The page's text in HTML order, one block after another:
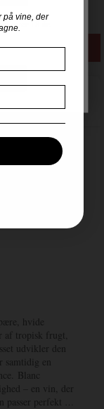
over 18 år.
hvide
af tropisk frugt,
udvikler den
samtidig en
Blanc
– en vin, der
perfekt til
vine, der